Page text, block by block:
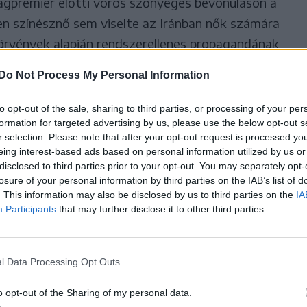
Do Not Process My Personal Information
opt-out of the sale, sharing to third parties, or processing of your
for targeted advertising by us, please use the below opt-out
selection. Please note that after your opt-out request is processed
interest-based ads based on personal information utilized by us
to third parties prior to your opt-out. You may separately
of your personal information by third parties on the IAB’s list of
This information may also be disclosed by us to third parties on the
Participants that may further disclose it to other third parties.
Data Processing Opt Outs
opt-out of the Sharing of my personal data.
színésznő sem viselte az Iránban nők számára
alapján rendszerellenes propagandának
A művészet mozgósítja legértékesebb,
Egy olyan erőt, amely lehetővé teszi, hogy a
és új életté formáljuk át” – indokolta a
Binoche.